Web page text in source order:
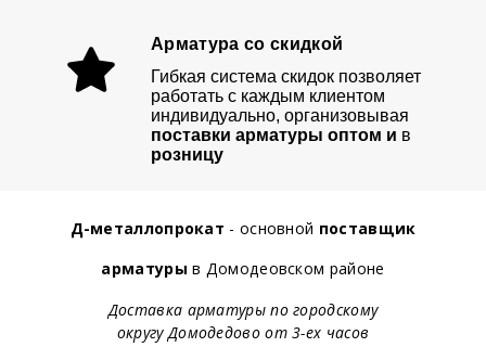
Арматура со скидкой
Гибкая система скидок позволяет
работать с каждым клиентом
индивидуально, организовывая
поставки арматуры оптом и в
розницу
Д-металлопрокат - основной поставщик
арматуры в Домодеовском районе
Доставка арматуры по городскому
округу Домодедово от 3-ех часов